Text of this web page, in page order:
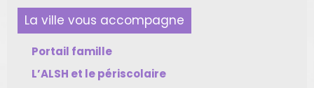
La ville vous accompagne
Portail famille
L’ALSH et le périscolaire